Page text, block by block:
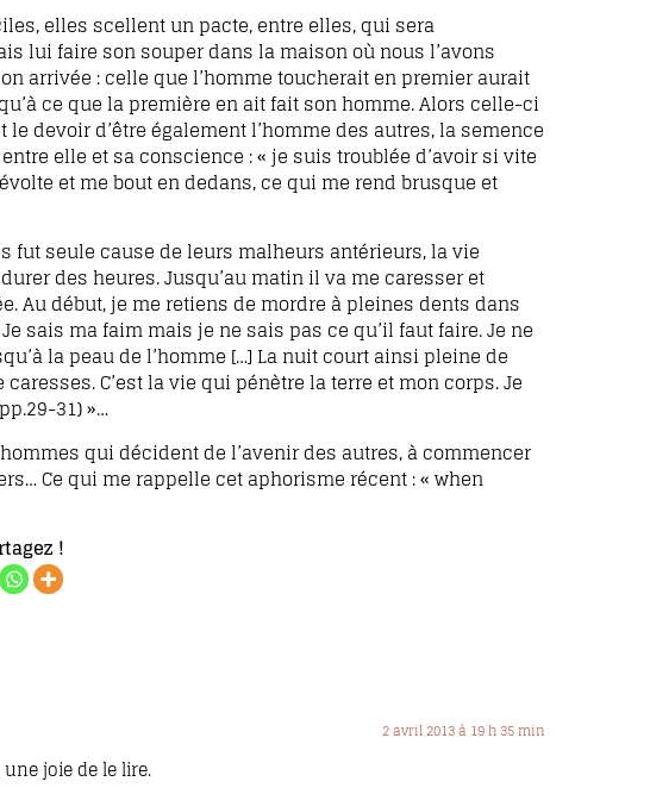
elles scellent un pacte, entre elles, qui sera
lui faire son souper dans la maison où nous l’avons
arrivée : celle que l’homme toucherait en premier aurait
ce que la première en ait fait son homme. Alors celle-ci
devoir d’être également l’homme des autres, la semence
elle et sa conscience : « je suis troublée d’avoir si vite
et me bout en dedans, ce qui me rend brusque et
fut seule cause de leurs malheurs antérieurs, la vie
des heures. Jusqu’au matin il va me caresser et
Au début, je me retiens de mordre à pleines dents dans
sais ma faim mais je ne sais pas ce qu’il faut faire. Je ne
la peau de l’homme […] La nuit court ainsi pleine de
C’est la vie qui pénètre la terre et mon corps. Je
31) »…
qui décident de l’avenir des autres, à commencer
Ce qui me rappelle cet aphorisme récent : « when
!
2 avril 2013 à 19 h 35 min
joie de le lire.